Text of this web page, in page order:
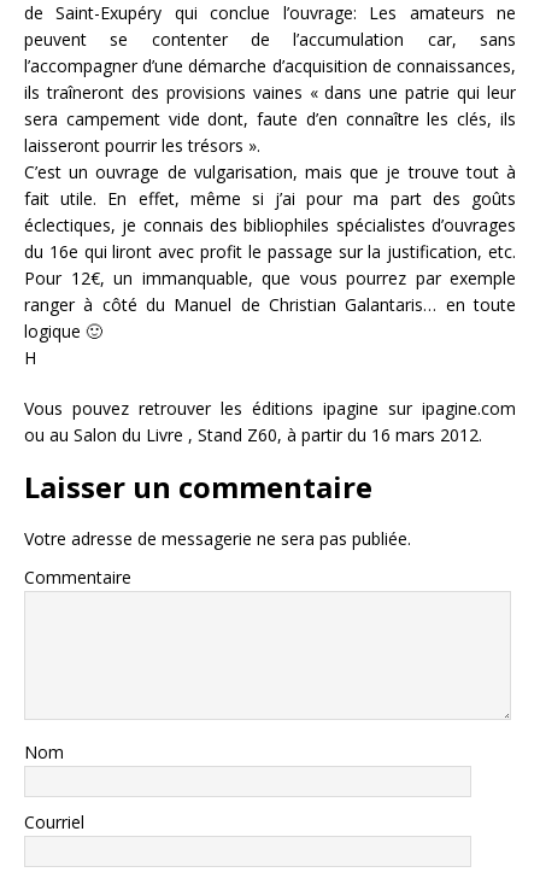
de Saint-Exupéry qui conclue l’ouvrage: Les amateurs ne
peuvent se contenter de l’accumulation car, sans
l’accompagner d’une démarche d’acquisition de connaissances,
ils traîneront des provisions vaines « dans une patrie qui leur
sera campement vide dont, faute d’en connaître les clés, ils
laisseront pourrir les trésors ».
C’est un ouvrage de vulgarisation, mais que je trouve tout à
fait utile. En effet, même si j’ai pour ma part des goûts
éclectiques, je connais des bibliophiles spécialistes d’ouvrages
du 16e qui liront avec profit le passage sur la justification, etc.
Pour 12€, un immanquable, que vous pourrez par exemple
ranger à côté du Manuel de Christian Galantaris… en toute
logique 🙂
H
Vous pouvez retrouver les éditions ipagine sur ipagine.com
ou au Salon du Livre , Stand Z60, à partir du 16 mars 2012.
Laisser un commentaire
Votre adresse de messagerie ne sera pas publiée.
Commentaire
Nom
Courriel